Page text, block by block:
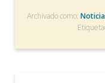
Archivado como: